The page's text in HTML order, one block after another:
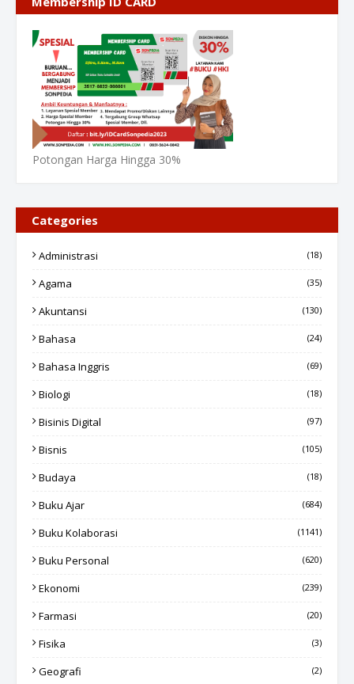
Potongan Harga Hingga 30%
Categories
Administrasi (18)
Agama (35)
Akuntansi (130)
Bahasa (24)
Bahasa Inggris (69)
Biologi (18)
Bisinis Digital (97)
Bisnis (105)
Budaya (18)
Buku Ajar (684)
Buku Kolaborasi (1141)
Buku Personal (620)
Ekonomi (239)
Farmasi (20)
Fisika (3)
Geografi (2)